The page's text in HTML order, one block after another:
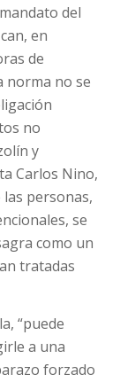
del
en
de
norma no se
no
y
Carlos Nino,
las personas,
se
como un
tratadas
“puede
a una
forzado